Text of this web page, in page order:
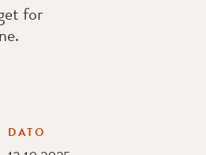
for
DATO